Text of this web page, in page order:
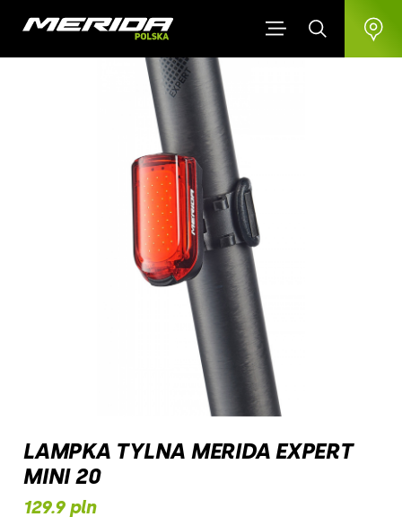
LAMPKA TYLNA MERIDA EXPERT
MINI 20
129.9 pln